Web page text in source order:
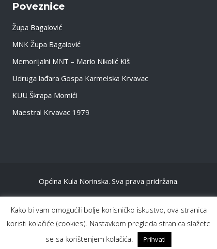
Poveznice
Župa Bagalović
MNK Župa Bagalović
Memorijalni MNT – Mario Nikolić Kiš
Udruga lađara Gospa Karmelska Krvavac
KUU Škrapa Momići
Maestral Krvavac 1979
Općina Kula Norinska. Sva prava pridržana.
NASLOVNA
OPĆENITO
INFORMACIJE DOKUMENTI
Kako bi vam omogućili bolje korisničko iskustvo, ova stranica
koristi kolačiće (cookies). Nastavkom pregleda stranica slažete
se sa korištenjem kolačića.
Prihvati